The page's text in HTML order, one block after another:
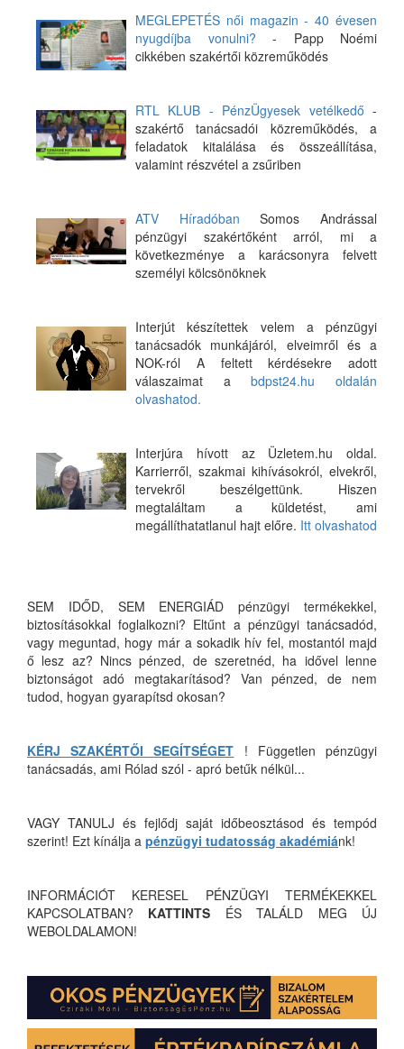
MEGLEPETÉS női magazin - 40 évesen
nyugdíjba vonulni? - Papp Noémi
cikkében szakértői közreműködés
RTL KLUB - PénzÜgyesek vetélkedő -
szakértő tanácsadói közreműködés, a
feladatok kitalálása és összeállítása,
valamint részvétel a zsűriben
ATV Híradóban Somos Andrással
pénzügyi szakértőként arról, mi a
következménye a karácsonyra felvett
személyi kölcsönöknek
Interjút készítettek velem a pénzügyi
tanácsadók munkájáról, elveimről és a
NOK-ról A feltett kérdésekre adott
válaszaimat abdpst24.hu oldalán
olvashatod.
Interjúra hívott az Üzletem.hu oldal.
Karrierről, szakmai kihívásokról, elvekről,
tervekről beszélgettünk. Hiszen
megtaláltam a küldetést, ami
megállíthatatlanul hajt előre. Itt olvashatod
SEM IDŐD, SEM ENERGIÁD pénzügyi termékekkel,
biztosításokkal foglalkozni? Eltűnt a pénzügyi tanácsadód,
vagy meguntad, hogy már a sokadik hív fel, mostantól majd
ő lesz az? Nincs pénzed, de szeretnéd, ha idővel lenne
biztonságot adó megtakarításod? Van pénzed, de nem
tudod, hogyan gyarapítsd okosan?
KÉRJ SZAKÉRTŐI SEGÍTSÉGET ! Független pénzügyi
tanácsadás, ami Rólad szól - apró betűk nélkül...
VAGY TANULJ és fejlődj saját időbeosztásod és tempód
szerint! Ezt kínálja a pénzügyi tudatosság akadémiánk!
INFORMÁCIÓT KERESEL PÉNZÜGYI TERMÉKEKKEL
KAPCSOLATBAN? KATTINTS ÉS TALÁLD MEG ÚJ
WEBOLDALAMON!